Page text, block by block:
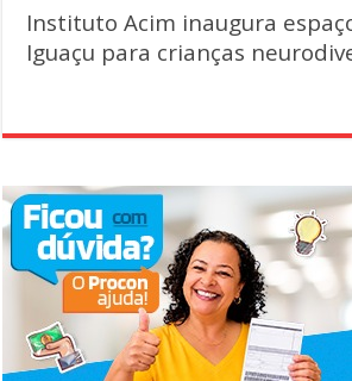
Instituto Acim inaugura
Iguaçu para crianças